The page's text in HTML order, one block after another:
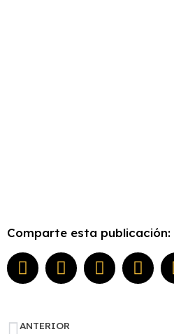
Comparte esta publicación:
ANTERIOR